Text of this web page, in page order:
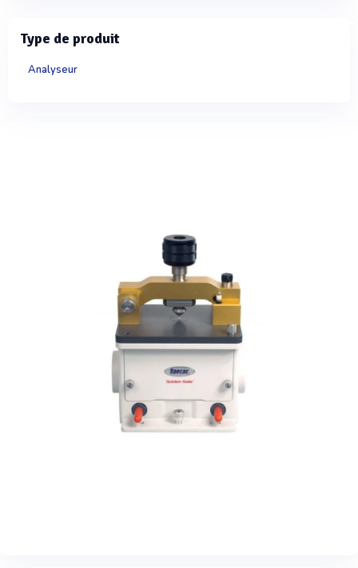
Type de produit
Analyseur